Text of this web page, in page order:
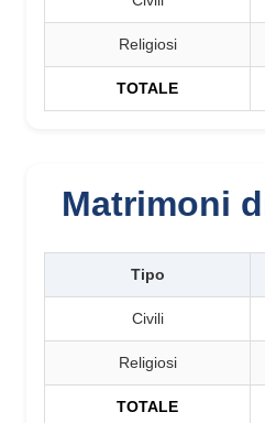
Religiosi
TOTALE
Matrimoni
Tipo
Civili
Religiosi
TOTALE